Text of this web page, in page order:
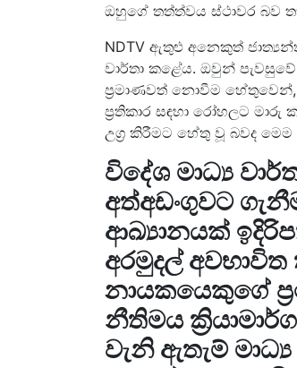
ඔහුගේ තත්ත්වය ස්ථාවර බව
NDTV ඇතුළු අනෙකුත්
වාර්තා කළේය. ඔවුන්
ප්‍රමාණවත් නොවීම
ප්‍රතිකාර සඳහා රෝහලට
උග්‍ර කිරීමට හේතු වූ බවද මෙම
විදේශ මාධ්‍ය
අත්අඩංගුවට
ආඛ්‍යානයක්
අරමුදල්
නායකයෙකුගේ
නීතිමය
වැනි ඇතැම්